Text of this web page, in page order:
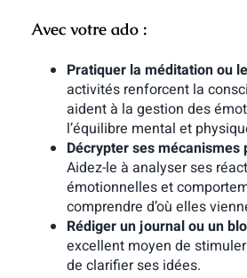
Avec votre ado :
Pratiquer la méditation ou
activités renforcent la
aident à la gestion des
l’équilibre mental et
Décrypter ses mécanismes
Aidez-le à analyser ses
émotionnelles et
comprendre d’où elles
Rédiger un journal ou un
excellent moyen de
de clarifier ses idées.